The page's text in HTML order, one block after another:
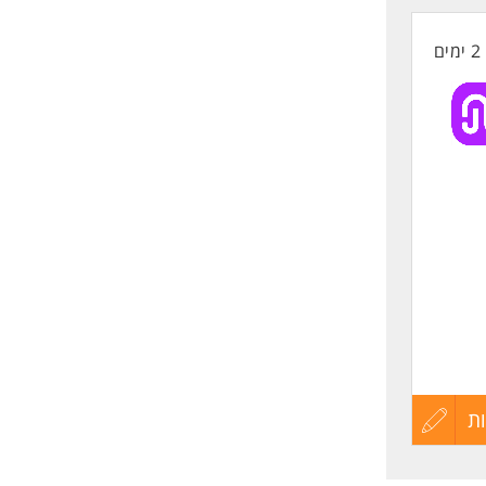
-
2 ימים
עדכון